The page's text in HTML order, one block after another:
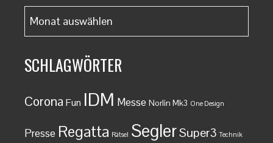
Archiv
monatlich
SCHLAGWÖRTER
Corona Fun IDM Messe Norlin Mk3 One Design
Presse Regatta Rätsel SeglerSuper3 Technik